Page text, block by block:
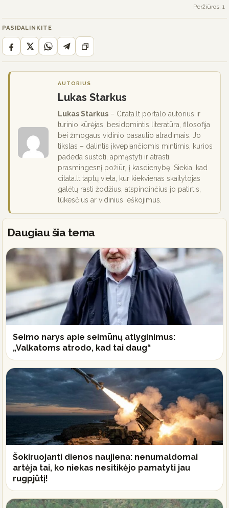
Peržiūros: 1
PASIDALINKITE
AUTORIUS
Lukas Starkus
Lukas Starkus – Citata.lt portalo autorius ir
turinio kūrėjas, besidomintis literatūra, filosofija
bei žmogaus vidinio pasaulio atradimais. Jo
tikslas – dalintis įkvepiančiomis mintimis, kurios
padeda sustoti, apmąstyti ir atrasti
prasmingesnį požiūrį į kasdienybę. Siekia, kad
citata.lt taptų vieta, kur kiekvienas skaitytojas
galėtų rasti žodžius, atspindinčius jo patirtis,
lūkesčius ar vidinius ieškojimus.
Daugiau šia tema
Seimo narys apie seimūnų atlyginimus:
„Valkatoms atrodo, kad tai daug“
Šokiruojanti dienos naujiena: nenumaldomai
artėja tai, ko niekas nesitikėjo pamatyti jau
rugpjūtį!